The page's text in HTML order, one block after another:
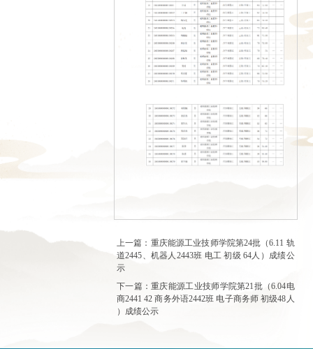
上一篇：重庆能源工业技师学院第24批（6.11 轨
道2445、机器人2443班 电工 初级 64人）成绩公
示
下一篇：重庆能源工业技师学院第21批（6.04电
商2441 42 商务外语2442班 电子商务师 初级48人
）成绩公示